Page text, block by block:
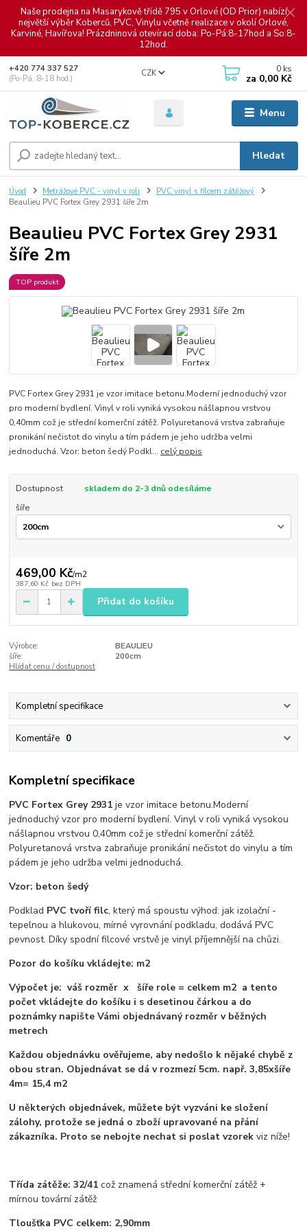
Naše prodejna na Masarykově třídě 795 v Orlové (OD Prior) nabízí
největší výběr Koberců, PVC, Vinylu včetně realizace v okolí Orlové,
Karviné, Havířova! Prázdninová otevírací doba: Po-Pá:8-17hod a So:8-
12hod.
Menu
CZK
Hledat
+420 774 337 527
(Po-Pá, 8-18 hod.)
0 ks
za 0,00 Kč
Úvod Metrážové PVC - vinyl v roli
PVC vinyl s filcem zátěžový
Beaulieu PVC Fortex Grey 2931 šíře 2m
Beaulieu PVC Fortex Grey 2931
šíře 2m
TOP produkt
PVC Fortex Grey 2931 je vzor imitace betonu.Moderní jednoduchý vzor
pro moderní bydlení. Vinyl v roli vyniká vysokou nášlapnou vrstvou
0,40mm což je střední komerční zátěž. Polyuretanová vrstva zabraňuje
pronikání nečistot do vinylu a tím pádem je jeho udržba velmi
jednoduchá. Vzor: beton šedý Podkl... celý popis
Dostupnost
skladem do 2-3 dnů odesíláme
šíře
469,00 Kč/m2
387,60 Kč bez DPH
Přidat do košíku
Výrobce:
BEAULIEU
šíře:
200cm
Hlídat cenu / dostupnost
Kompletní specifikace
Komentáře 0
Kompletní specifikace
PVC Fortex Grey 2931 je vzor imitace betonu.Moderní
jednoduchý vzor pro moderní bydlení. Vinyl v roli vyniká vysokou
nášlapnou vrstvou 0,40mm což je střední komerční zátěž.
Polyuretanová vrstva zabraňuje pronikání nečistot do vinylu a tím
pádem je jeho udržba velmi jednoduchá.
Vzor: beton šedý
Podklad PVC tvoří filc, který má spoustu výhod: jak izolační -
tepelnou a hlukovou, mírné vyrovnání podkladu, dodává PVC
pevnost. Díky spodní filcové vrstvě je vinyl příjemnější na chůzi.
Pozor do košíku vkládejte: m2
Výpočet je: váš rozměr x šíře role = celkem m2 a tento
počet vkládejte do košíku i s desetinou čárkou a do
poznámky napište Vámi objednávaný rozměr v běžných
metrech
Každou objednávku ověřujeme, aby nedošlo k nějaké chybě z
obou stran. Objednávat se dá v rozmezí 5cm. např. 3,85xšíře
4m= 15,4 m2
U některých objednávek, můžete být vyzváni ke složení
zálohy, protože se jedná o zboží upravované na přání
zákazníka. Proto se nebojte nechat si poslat vzorekviz níže!
Třída zátěže: 32/41 což znamená střední komerční zátěž +
mírnou tovární zátěž
Tloušťka PVC celkem: 2,90mm